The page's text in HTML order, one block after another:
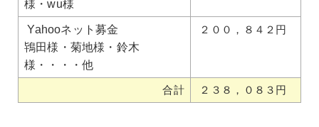
様・wu様
Yahooネット募金
鴇田様・菊地様・鈴木
様・・・・他
２００，８４２円
合計 ２３８，０８３円